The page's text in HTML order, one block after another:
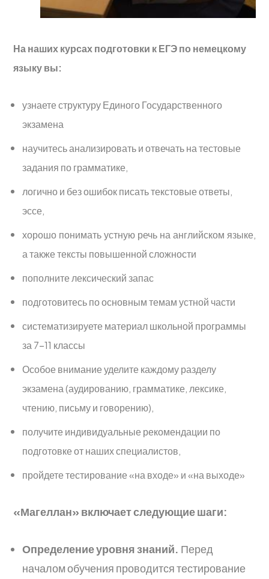
На наших курсах подготовки к ЕГЭ по немецкому
языку вы:
узнаете структуру Единого Государственного
экзамена
научитесь анализировать и отвечать на тестовые
задания по грамматике,
логично и без ошибок писать текстовые ответы,
эссе,
хорошо понимать устную речь на английском языке,
а также тексты повышенной сложности
пополните лексический запас
подготовитесь по основным темам устной части
систематизируете материал школьной программы
за 7-11 классы
Особое внимание уделите каждому разделу
экзамена (аудированию, грамматике, лексике,
чтению, письму и говорению),
получите индивидуальные рекомендации по
подготовке от наших специалистов,
пройдете тестирование «на входе» и «на выходе»
«Магеллан» включает следующие шаги:
Определение уровня знаний. Перед
началом обучения проводится тестирование